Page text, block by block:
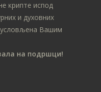
крипте испод
и духовних
Вашим
на подршци!